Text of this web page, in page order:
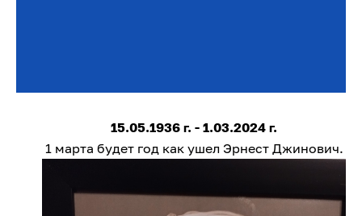
15.05.1936 г. - 1.03.2024 г.
1 марта будет год как ушел Эрнест Джинович.